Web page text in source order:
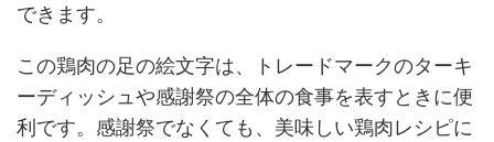
できます。
この鶏肉の足の絵文字は、トレードマークのターキ
ーディッシュや感謝祭の全体の食事を表すときに便
利です。感謝祭でなくても、美味しい鶏肉レシピに